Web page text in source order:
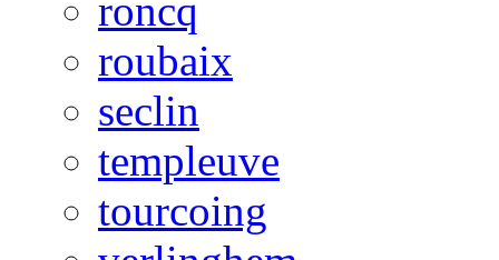
roncq
roubaix
seclin
templeuve
tourcoing